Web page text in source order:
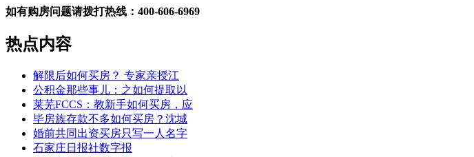
如有购房问题请拨打热线：400-606-6969
热点内容
解限后如何买房？ 专家亲授江
公积金那些事儿：之如何提取以
莱芜FCCS：教新手如何买房，应
毕房族存款不多如何买房？沈城
婚前共同出资买房只写一人名字
石家庄日报社数字报